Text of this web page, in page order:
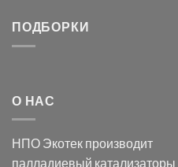
оксида
ПОДБОРКИ
О НАС
НПО Экотек производит
палладиевый катализаторы